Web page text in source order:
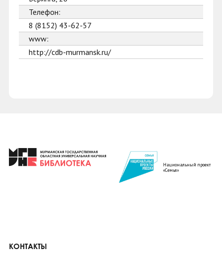
Телефон:
8 (8152) 43-62-57
www:
http://cdb-murmansk.ru/
Национальный проект
«Семья»
КОНТАКТЫ